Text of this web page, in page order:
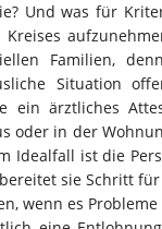
Und was für
Familien,
Situation
ein ärztliches
oder in der
Idealfall ist die
sie Schritt
wenn es